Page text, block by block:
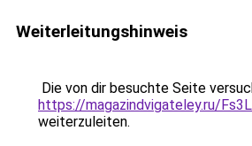
Weiterleitungshinweis
Die von dir besuchte Seite
https://magazindvigateley.ru/
weiterzuleiten.